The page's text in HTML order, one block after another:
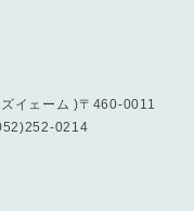
イェーム )〒460-0011
0214